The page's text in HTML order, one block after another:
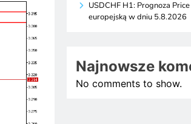
USDCHF H1: Prognoza
europejską w dniu 5.8.2026
Najnowsze
No comments to show.